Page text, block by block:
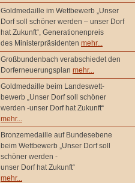
Goldmedaille im Wettbewerb „Unser
Dorf soll schöner werden – unser Dorf
hat Zukunft“, Generationenpreis
des Ministerpräsidenten mehr...
Großbundenbach verabschiedet den
Dorferneuerungsplan mehr...
Goldmedaille beim Landeswett-
bewerb „Unser Dorf soll schöner
werden -unser Dorf hat Zukunft“
mehr...
Bronzemedaille auf Bundesebene
beim Wettbewerb „Unser Dorf soll
schöner werden -
unser Dorf hat Zukunft“
mehr...